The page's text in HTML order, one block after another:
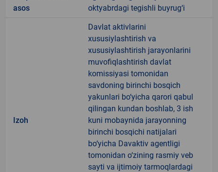
asos
oktyabrdagi tegishli buyrug‘i
Izoh
Davlat aktivlarini
xususiylashtirish va
xususiylashtirish jarayonlarini
muvofiqlashtirish davlat
komissiyasi tomonidan
savdoning birinchi bosqich
yakunlari bo‘yicha qarori qabul
qilingan kundan boshlab, 3 ish
kuni mobaynida jarayonning
birinchi bosqichi natijalari
bo‘yicha Davaktiv agentligi
tomonidan o‘zining rasmiy veb
sayti va ijtimoiy tarmoqlardagi